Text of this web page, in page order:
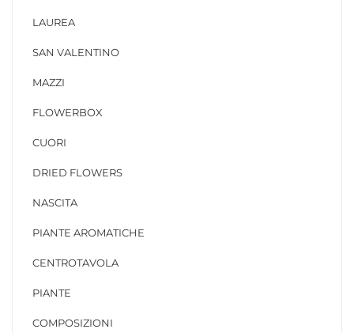
LAUREA
SAN VALENTINO
MAZZI
FLOWERBOX
CUORI
DRIED FLOWERS
NASCITA
PIANTE AROMATICHE
CENTROTAVOLA
PIANTE
COMPOSIZIONI